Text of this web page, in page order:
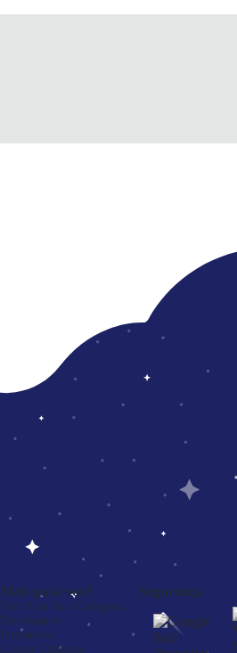
Mais para você
Não Abra Esta Categoria
Dinossauros
Interativos
Contos Clássicos
Segurança